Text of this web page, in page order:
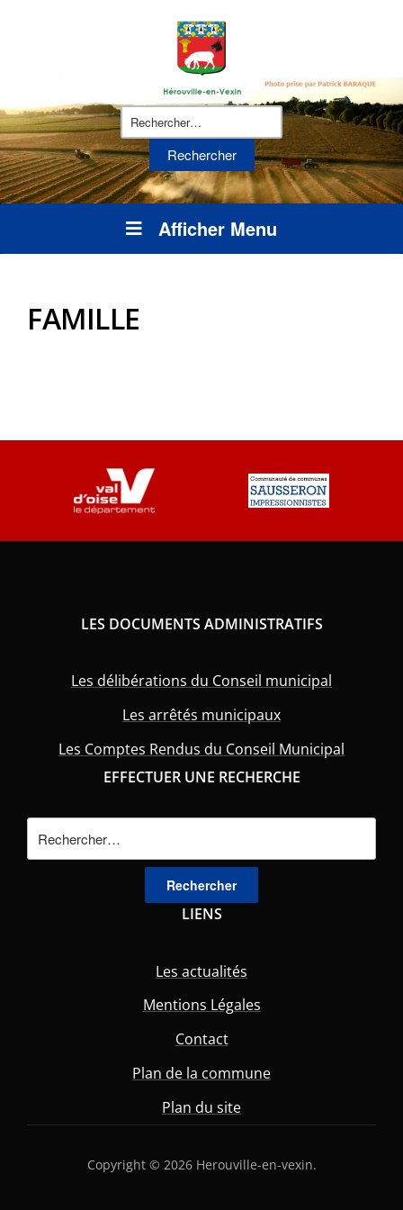
Rechercher :
Afficher Menu
FAMILLE
LES DOCUMENTS ADMINISTRATIFS
Les délibérations du Conseil municipal
Les arrêtés municipaux
Les Comptes Rendus du Conseil Municipal
EFFECTUER UNE RECHERCHE
LIENS
Les actualités
Mentions Légales
Contact
Plan de la commune
Plan du site
Copyright © 2026 Herouville-en-vexin.